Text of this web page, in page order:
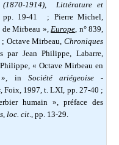
1914),
Littérature et
19-41 ; PierreMichel,
Mirbeau », Europe, n° 839,
; Octave Mirbeau,Chroniques
par Jean Philippe, Labarre,
« Octave Mirbeau en
», in Société ariégeoise -
, Foix, 1997, t. LXI, pp. 27-40 ;
humain », préface des
, loc. cit., pp. 13-29.